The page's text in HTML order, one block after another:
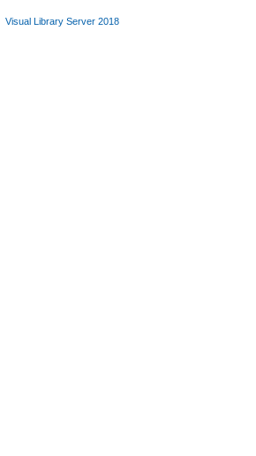
Visual Library Server 2018